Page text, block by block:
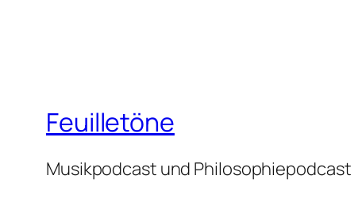
Feuilletöne
Musikpodcast und Philosophiepodcast